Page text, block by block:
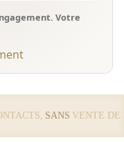
Votre
SANSVENTE DE